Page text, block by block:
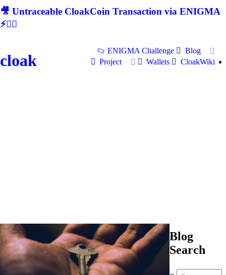
🎥 Untraceable CloakCoin Transaction via ENIGMA
⚡🕵‍♂
cloak
ENIGMA Challenge
Blog
Project
Wallets CloakWiki
Blog
Search